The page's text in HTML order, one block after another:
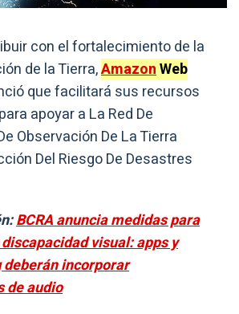
con el fortalecimiento de la
de la Tierra,AmazonWeb
que facilitará sus recursos
apoyar a La Red De
Observación De La Tierra
Del Riesgo De Desastres
BCRA anuncia medidas para
visual: apps y
incorporar
de audio